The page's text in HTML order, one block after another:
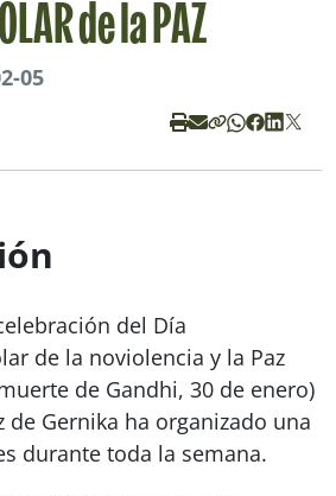
de la PAZ
05
del Día
de la noviolencia y la Paz
de Gandhi, 30 de enero)
de Gernika ha organizado una
durante toda la semana.